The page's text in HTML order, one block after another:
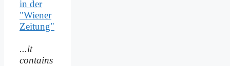
in der
"Wiener
Zeitung"
...it
contains